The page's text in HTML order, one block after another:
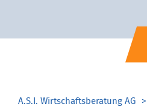
A.S.I. Wirtschaftsberatung AG